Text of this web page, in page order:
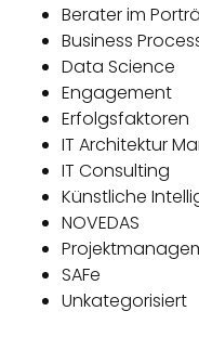
Berater im
Business
Data Science
Engagement
Erfolgsfaktoren
IT Architektur
IT Consulting
Künstliche
NOVEDAS
SAFe
Unkategorisiert